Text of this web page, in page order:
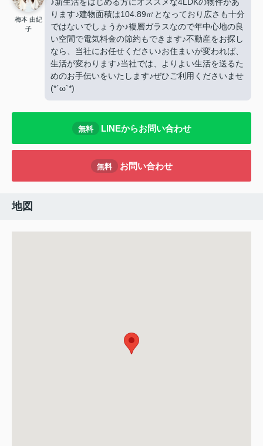
梅本 由紀
子
♪新生活をはじめる方にオススメな4LDKの物件があ
ります♪建物面積は104.89㎡となっており広さも十分
ではないでしょうか♪複層ガラスなので年中心地の良
い空間で電気料金の節約もできます♪不動産をお探し
なら、当社にお任せください♪お住まいが変われば、
生活が変わります♪当社では、よりよい生活を送るた
めのお手伝いをいたします♪ぜひご利用くださいませ
(*´ω`*)
無料 LINEからお問い合わせ
無料 お問い合わせ
地図